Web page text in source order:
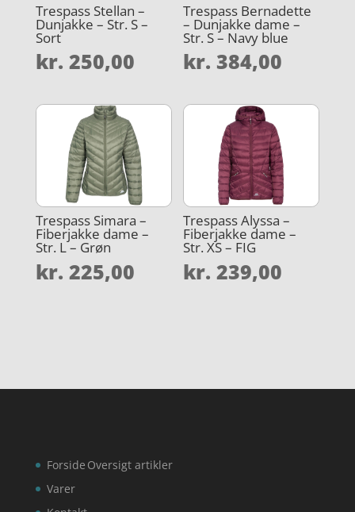
Trespass Stellan –
Dunjakke – Str. S –
Sort
kr. 250,00
Trespass Bernadette
– Dunjakke dame –
Str. S – Navy blue
kr. 384,00
Trespass Simara –
Fiberjakke dame –
Str. L – Grøn
kr. 225,00
Trespass Alyssa –
Fiberjakke dame –
Str. XS – FIG
kr. 239,00
Forside
Varer
Oversigt artikler